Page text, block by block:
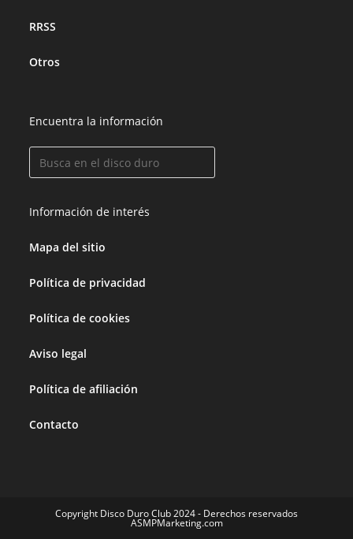
RRSS
Otros
Encuentra la información
Información de interés
Mapa del sitio
Política de privacidad
Política de cookies
Aviso legal
Política de afiliación
Contacto
Copyright Disco Duro Club 2024 - Derechos reservados
ASMPMarketing.com